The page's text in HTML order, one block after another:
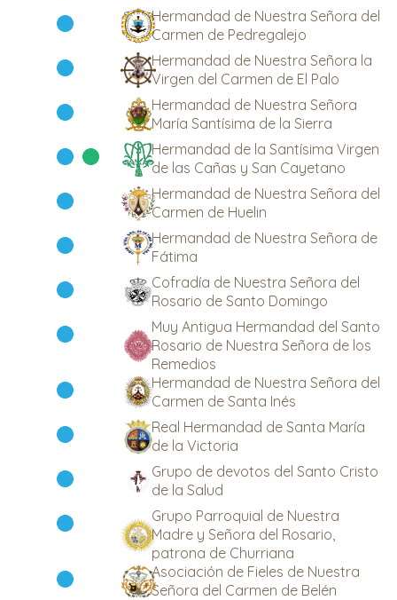
Hermandad de Nuestra Señora del
Carmen de Pedregalejo
Hermandad de Nuestra Señora la
Virgen del Carmen de El Palo
Hermandad de Nuestra Señora
María Santísima de la Sierra
Hermandad de la Santísima Virgen
de las Cañas y San Cayetano
Hermandad de Nuestra Señora del
Carmen de Huelin
Hermandad de Nuestra Señora de
Fátima
Cofradía de Nuestra Señora del
Rosario de Santo Domingo
Muy Antigua Hermandad del Santo
Rosario de Nuestra Señora de los
Remedios
Hermandad de Nuestra Señora del
Carmen de Santa Inés
Real Hermandad de Santa María
de la Victoria
Grupo de devotos del Santo Cristo
de la Salud
Grupo Parroquial de Nuestra
Madre y Señora del Rosario,
patrona de Churriana
Asociación de Fieles de Nuestra
Señora del Carmen de Belén